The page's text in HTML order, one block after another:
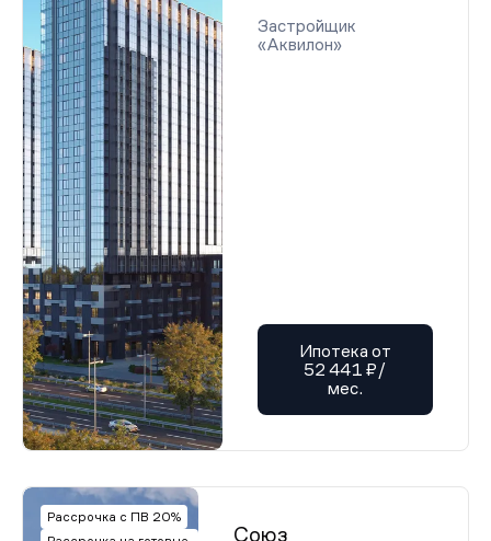
Застройщик
«Аквилон»
Ипотека от
52 441 ₽/
мес.
Рассрочка с ПВ 20%
Союз